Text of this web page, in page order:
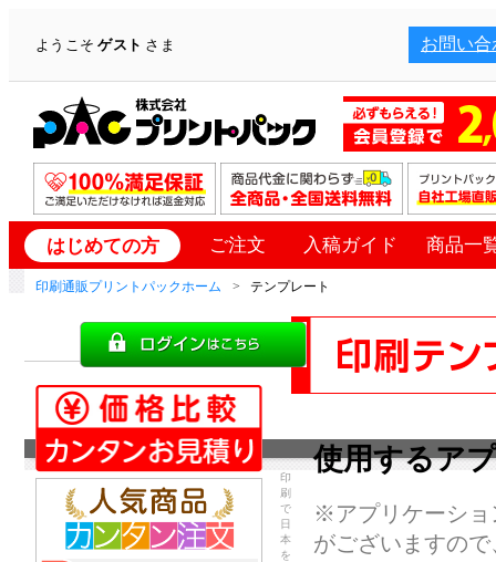
ようこそゲスト さま お問い合
はじめての方 ご注文 入稿ガイド 商品一
印刷通販プリントパックホーム テンプレート
使用するア
※アプリケーショ
がございますの
印
刷
で
日
本
を